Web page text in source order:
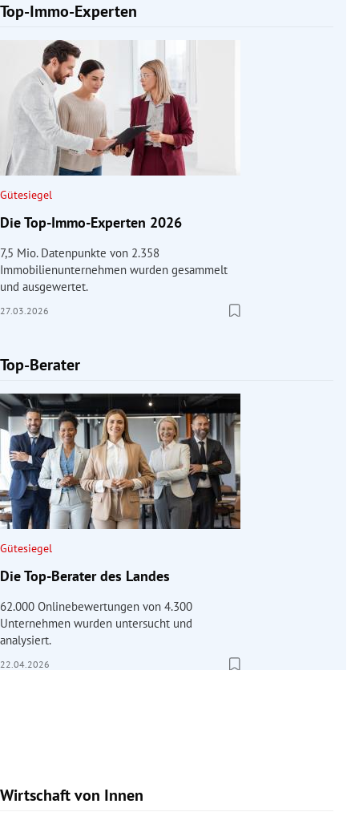
Top-Immo-Experten
Slide 1 von 1
Gütesiegel
Die Top-Immo-Experten 2026
7,5 Mio. Datenpunkte von 2.358
Immobilienunternehmen wurden gesammelt
und ausgewertet.
27.03.2026
Top-Berater
Slide 1 von 1
Gütesiegel
Die Top-Berater des Landes
62.000 Onlinebewertungen von 4.300
Unternehmen wurden untersucht und
analysiert.
22.04.2026
Wirtschaft von Innen